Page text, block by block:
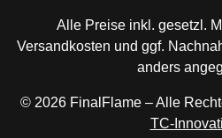
Alle Preise inkl. gesetzl.
Versandkosten und ggf.
anders
© 2026 FinalFlame – Alle
TC-